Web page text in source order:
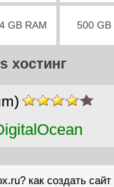
4 GB RAM 500 GB
хостинг
как создать